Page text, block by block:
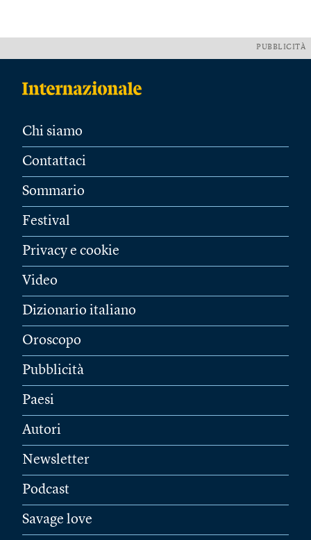
PUBBLICITÀ
Chi siamo
Contattaci
Sommario
Festival
Privacy e cookie
Video
Dizionario italiano
Oroscopo
Pubblicità
Paesi
Autori
Newsletter
Podcast
Savage love